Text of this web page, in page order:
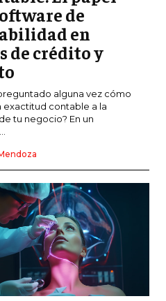
B2B
INFLUENCERS
CRISIS EMPRESARIALES
STARTUPS TECNOLÓGICAS
LA EXPERIENCIA DEL
de
en
de crédito y
alguna vez cómo
exactitud contable a la
tu negocio? En un